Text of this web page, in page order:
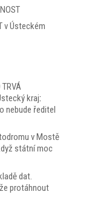
v Ústeckém
kraj:
nebude ředitel
v Mostě
státní moc
dat.
protáhnout